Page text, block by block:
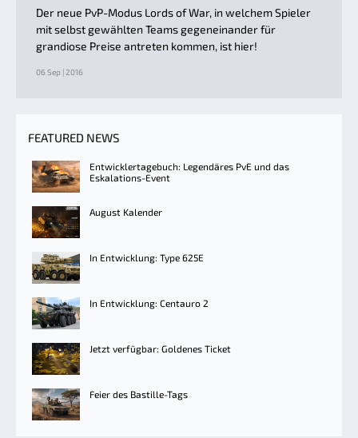
Der neue PvP-Modus Lords of War, in welchem Spieler
mit selbst gewählten Teams gegeneinander für
grandiose Preise antreten kommen, ist hier!
06 Sep | 2016
FEATURED NEWS
Entwicklertagebuch: Legendäres PvE und das
Eskalations-Event
August Kalender
In Entwicklung: Type 625E
In Entwicklung: Centauro 2
Jetzt verfügbar: Goldenes Ticket
Feier des Bastille-Tags